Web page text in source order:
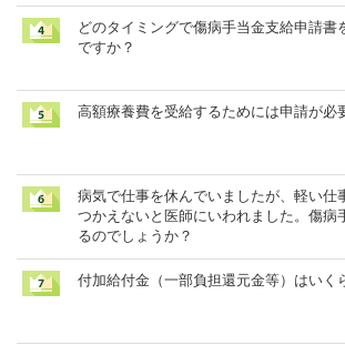
どのタイミングで傷病手当金支給申請書
ですか？
高額療養費を受給するためには申請が必
病気で仕事を休んでいましたが、軽い仕
つかえないと医師にいわれました。傷病
るのでしょうか？
付加給付金（一部負担還元金等）はいく